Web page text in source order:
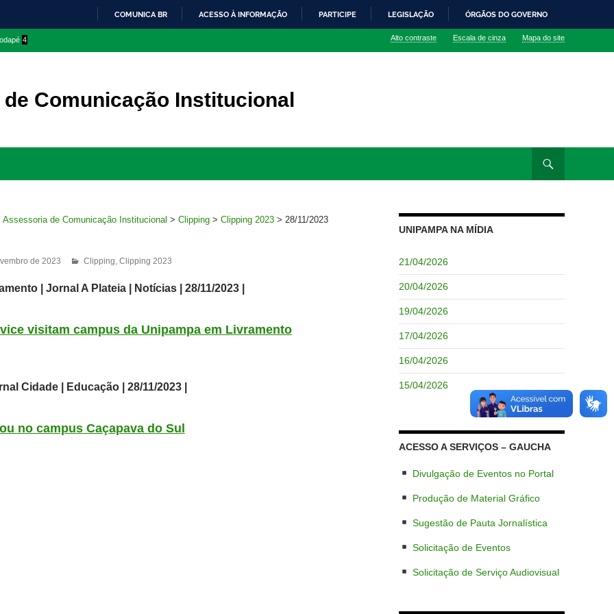
O
COMUNICA BR ACESSO À INFORMAÇÃO PARTICIPE LEGISLAÇÃO ÓRGÃOS DO GOVERNO
4 Alto contraste Escala de cinza Mapa do site
Comunicação Institucional
Assessoria de Comunicação Institucional > Clipping > Clipping 2023 > 28/11/2023
de 2023 Clipping Clipping 2023
| Jornal A Plateia | Notícias | 28/11/2023 |
visitam campus da Unipampa em Livramento
Cidade | Educação | 28/11/2023 |
no campus Caçapava do Sul
UNIPAMPA NA MÍDIA
21/04/2026
20/04/2026
19/04/2026
17/04/2026
16/04/2026
15/04/2026
ACESSO A SERVIÇOS – GAUCHA
Divulgação de Eventos no Portal
Produção de Material Gráfico
Sugestão de Pauta Jornalística
Solicitação de Eventos
Solicitação de Serviço Audiovisual